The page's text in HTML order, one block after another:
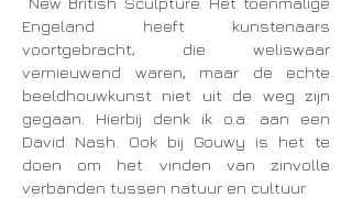
Engeland heeft kunstenaars
voortgebracht, die weliswaar
vernieuwend waren, maar de echte
beeldhouwkunst niet uit de weg zijn
gegaan. Hierbij denk ik o.a. aan een
David Nash. Ook bij Gouwy is het te
doen om het vinden van zinvolle
verbanden tussen natuur en cultuur.